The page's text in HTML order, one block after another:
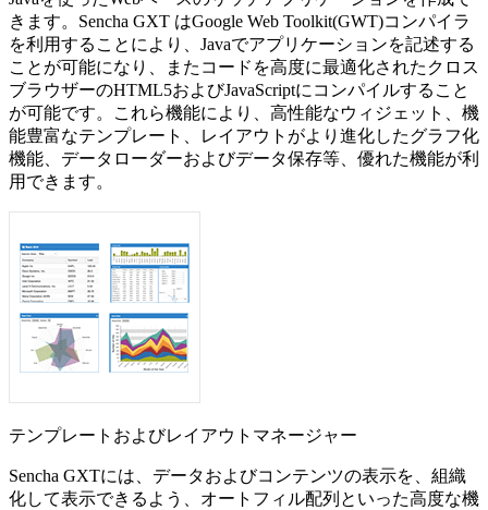
きます。Sencha GXT はGoogle Web Toolkit(GWT)コンパイラ
を利用することにより、Javaでアプリケーションを記述する
ことが可能になり、またコードを高度に最適化されたクロス
ブラウザーのHTML5およびJavaScriptにコンパイルすること
が可能です。これら機能により、高性能なウィジェット、機
能豊富なテンプレート、レイアウトがより進化したグラフ化
機能、データローダーおよびデータ保存等、優れた機能が利
用できます。
テンプレートおよびレイアウトマネージャー
Sencha GXTには、データおよびコンテンツの表示を、組織
化して表示できるよう、オートフィル配列といった高度な機